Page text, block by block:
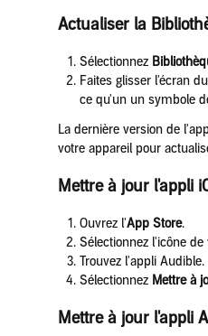
Actualiser la
Sélectionnez
Faites glisser l'écran
ce qu'un un symbole
La dernière version de
votre appareil pour
Mettre à jour l'appli
Ouvrez l'App Store.
Sélectionnez l'icône de
Trouvez l'appli Audible.
Sélectionnez Mettre à
Mettre à jour l'appli